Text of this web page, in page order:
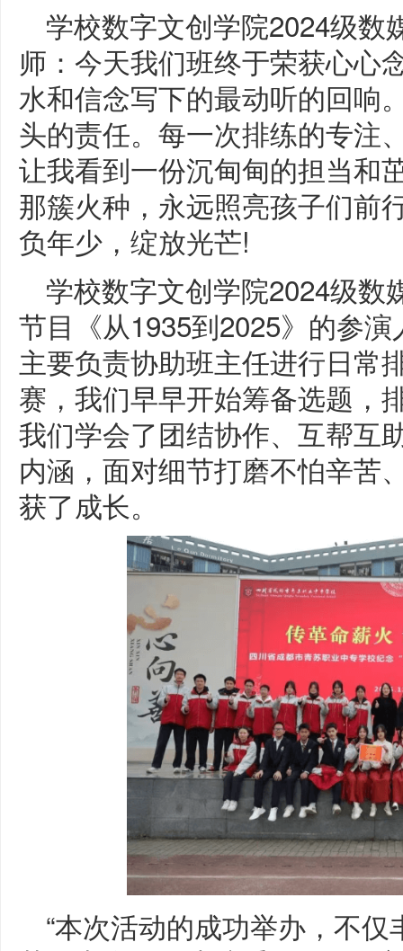
学校数字文创学院2024级数
师：今天我们班终于荣获心心
水和信念写下的最动听的回响
头的责任。每一次排练的专注
让我看到一份沉甸甸的担当和
那簇火种，永远照亮孩子们前
负年少，绽放光芒!
学校数字文创学院2024级数
节目《从1935到2025》的参
主要负责协助班主任进行日常
赛，我们早早开始筹备选题，
我们学会了团结协作、互帮互
内涵，面对细节打磨不怕辛苦
获了成长。
“本次活动的成功举办，不